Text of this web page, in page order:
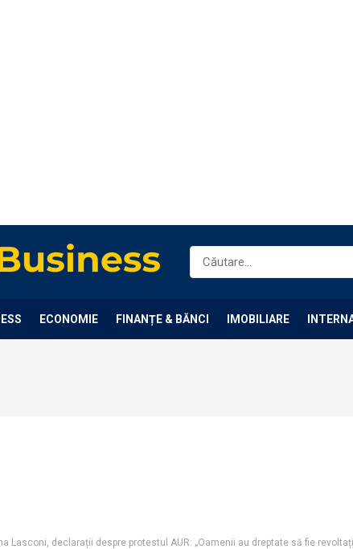
ECONOMIE FINANȚE & BĂNCI IMOBILIARE
Lasconi, declarații despre protestul AUR: „Oamenii au dreptate să fie